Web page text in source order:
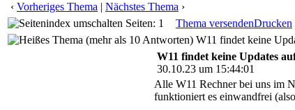
‹ Vorheriges Thema | Nächstes Thema ›
Seiten: 1
Thema versendenDrucken
W11 findet keine
W11 findet keine Updates
30.10.23 um 15:44:01
Alle W11 Rechner bei uns im
funktioniert es einwandfrei